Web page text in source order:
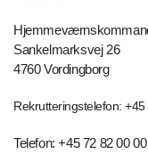
Sankelmarksvej 26
4760 Vordingborg
Rekrutteringstelefon:
Telefon: +45 72 82 00 00